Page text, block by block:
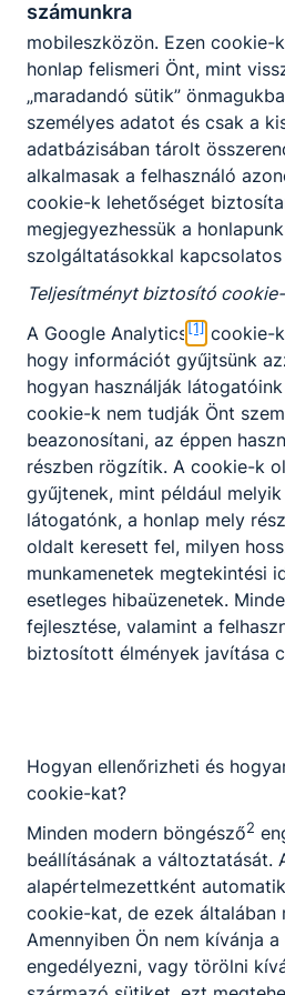
Megosztás
Ünnepélyes keretek között
mobilitását a Vajdaságban.
2026. jún. 17. Miczán Róbert
számunkra
is tárolódnak a
mobileszközön. Ezen cookie-
honlap felismeri Önt, mint
„maradandó sütik”
személyes adatot és csak a
adatbázisában tárolt
alkalmasak a felhasználó
cookie-k lehetőséget
megjegyezhessük a
szolgáltatásokkal
Teljesítményt biztosító
A Google Analytics[1] cookie-
hogy információt gyűjtsünk
hogyan használják
cookie-k nem tudják Önt
beazonosítani, az éppen
részben rögzítik. A cookie-k
gyűjtenek, mint például
látogatónk, a honlap mely
oldalt keresett fel, milyen
munkamenetek megtekintési
esetleges hibaüzenetek.
fejlesztése, valamint a
biztosított élmények javítása
Hogyan ellenőrizheti és
cookie-kat?
Minden modern böngésző2
beállításának a változtatását.
alapértelmezettként
cookie-kat, de ezek
Amennyiben Ön nem kívánja
engedélyezni, vagy törölni